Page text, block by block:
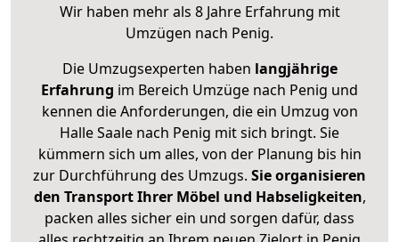
Wir haben mehr als 8 Jahre Erfahrung mit
Umzügen nach Penig.
Die Umzugsexperten haben langjährige
Erfahrung im Bereich Umzüge nach Penig und
kennen die Anforderungen, die ein Umzug von
Halle Saale nach Penig mit sich bringt. Sie
kümmern sich um alles, von der Planung bis hin
zur Durchführung des Umzugs. Sie organisieren
den Transport Ihrer Möbel und Habseligkeiten,
packen alles sicher ein und sorgen dafür, dass